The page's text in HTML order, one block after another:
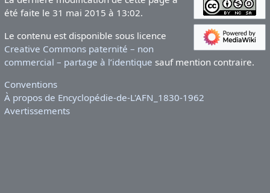
été faite le 31 mai 2015 à 13:02.
Le contenu est disponible sous licence
Creative Commons paternité – non
commercial – partage à l’identique sauf mention contraire.
Conventions
À propos de Encyclopédie-de-L'AFN_1830-1962
Avertissements